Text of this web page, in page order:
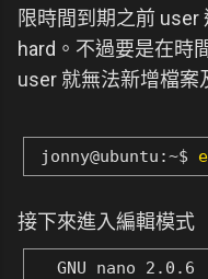
限時間到期之前 user
hard。不過要是在時
user 就無法新增檔案
jonny@ubuntu:~$
接下來進入編輯模式
GNU nano